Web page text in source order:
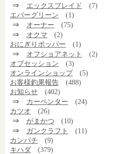
⇒ エックスブレイド
(7)
エバーグリーン
(1)
⇒ オーナー (75)
⇒ オクマ
(2)
おにぎりポッパー
(1)
⇒ オフショアネット
(2)
オブセッション
(3)
オンラインショップ
(5)
お客様釣果報告
(488)
お知らせ
(402)
⇒ カーペンター
(24)
カツオ
(26)
⇒ がまかつ (10)
⇒ ガンクラフト
(11)
カンパチ
(9)
キハダ
(379)